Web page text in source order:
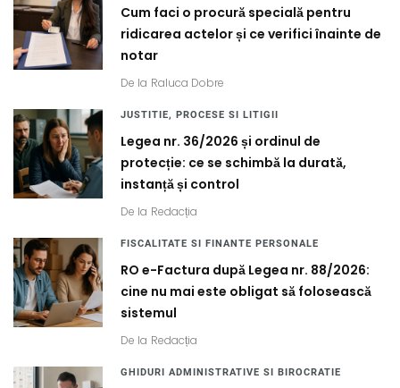
Cum faci o procură specială pentru
ridicarea actelor și ce verifici înainte de
notar
De la Raluca Dobre
JUSTITIE, PROCESE SI LITIGII
Legea nr. 36/2026 și ordinul de
protecție: ce se schimbă la durată,
instanță și control
De la Redacția
FISCALITATE SI FINANTE PERSONALE
RO e-Factura după Legea nr. 88/2026:
cine nu mai este obligat să folosească
sistemul
De la Redacția
GHIDURI ADMINISTRATIVE SI BIROCRATIE